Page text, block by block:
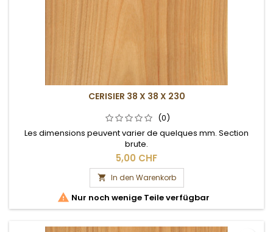
CERISIER 38 X 38 X 230
(0)
Les dimensions peuvent varier de quelques mm. Section
brute.
5,00 CHF
 In den Warenkorb
 Nur noch wenige Teile verfügbar